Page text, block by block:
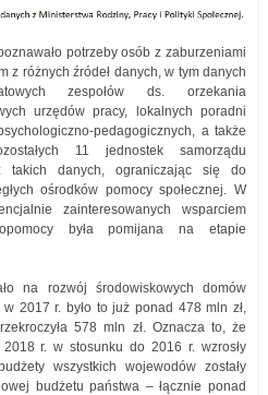
potrzeby osób z zaburzeniami
z różnych źródeł danych, w tym danych
zespołów ds. orzekania
urzędów pracy, lokalnych poradni
pedagogicznych, a także
11 jednostek samorządu
takich danych, ograniczając się do
ośrodków pomocy społecznej. W
zainteresowanych wsparciem
była pomijana na etapie
na rozwój środowiskowych domów
2017 r. było to już ponad 478 mln zł,
578 mln zł. Oznacza to, że
r. w stosunku do 2016 r. wzrosły
wszystkich wojewodów zostały
budżetu państwa – łącznie ponad